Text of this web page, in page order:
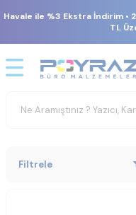
Havale ile %3 Ekstra İndirim •
TL
Filtrele